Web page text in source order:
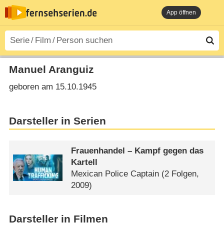
App öffnen
Manuel Aranguiz
geboren am 15.10.1945
Darsteller in Serien
Frauenhandel – Kampf gegen das
Kartell
Mexican Police Captain (2 Folgen,
2009)
Darsteller in Filmen